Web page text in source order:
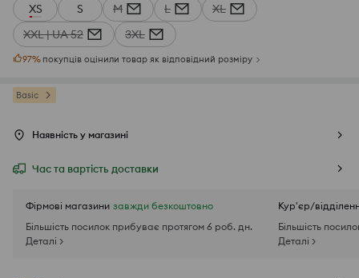
XS S M L
XL
XXL | UA 52
3XL
97% покупців оцінили товар як відповідний розміру
Basic
Наявність у магазині
Час та вартість доставки
Фірмові магазини завжди безкоштовно
Більшість посилок прибуває протягом 6 роб. дн.
Деталі >
Кур'єр/
Більшість
Деталі >